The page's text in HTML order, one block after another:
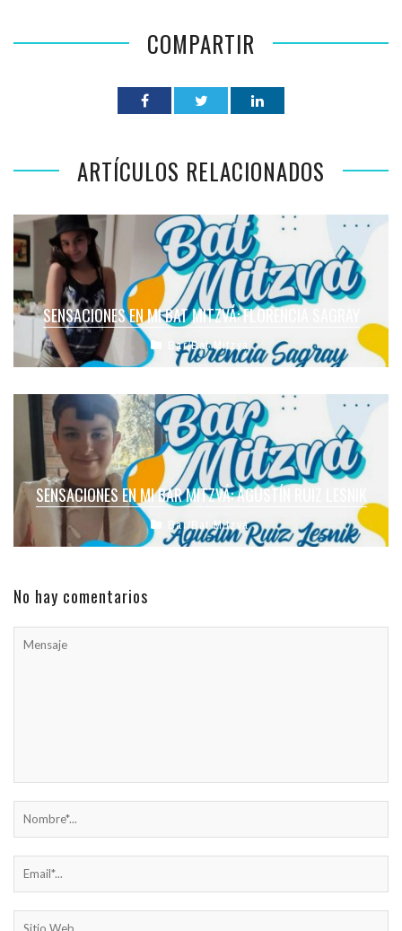
COMPARTIR
ARTÍCULOS RELACIONADOS
SENSACIONES EN MI BAT MITZVÁ: FLORENCIA SAGRAY
Bar/Bat Mitzvá
SENSACIONES EN MI BAR MITZVÁ: AGUSTÍN RUIZ LESNIK
Bar/Bat Mitzvá
No hay comentarios